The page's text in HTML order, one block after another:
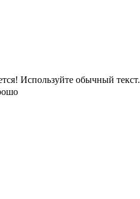
Используйте обычный текст.